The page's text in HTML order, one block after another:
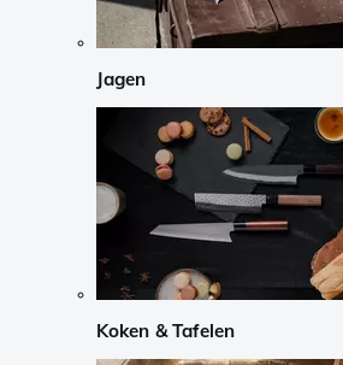
Jagen
Koken & Tafelen